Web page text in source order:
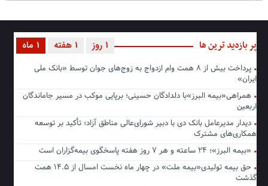
پر بازدید ترین ها 1 ماه 1 هفته 1 روز
پرداخت بیش از ۸ همت وام ازدواج به زوج‌های جوان توسط «بانک ملی
ایران»
همراهی«بیمه البرز»با دلدادگان حسینی؛ برپایی موکب در مسیر جاماندگان
اربعین
دیدار مدیرعامل بانک دی با دبیر شورای‌عالی مناطق آزاد؛ تأکید بر توسعه
همکاری‌های مشترک
«بیمه البرز»؛ ۲۴ ساعته و هر ۷ روز هفته پاسخگوی بیمه‌گزاران است
حق بیمه تولیدی«بیمه ملت» در چهار ماه نخست امسال از ۱۴.۵ همت
گذشت